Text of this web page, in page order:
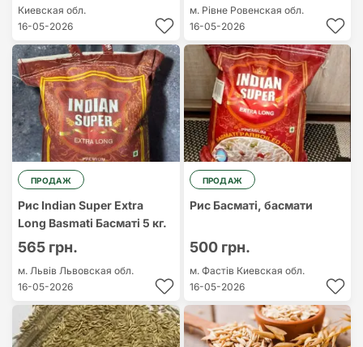
Киевская обл.
16-05-2026
м. Рівне Ровенская обл.
16-05-2026
ПРОДАЖ
Рис Indian Super Extra
Long Basmati Басматі 5 кг.
565 грн.
м. Львів Львовская обл.
16-05-2026
ПРОДАЖ
Рис Басматі, басмати
500 грн.
м. Фастів Киевская обл.
16-05-2026